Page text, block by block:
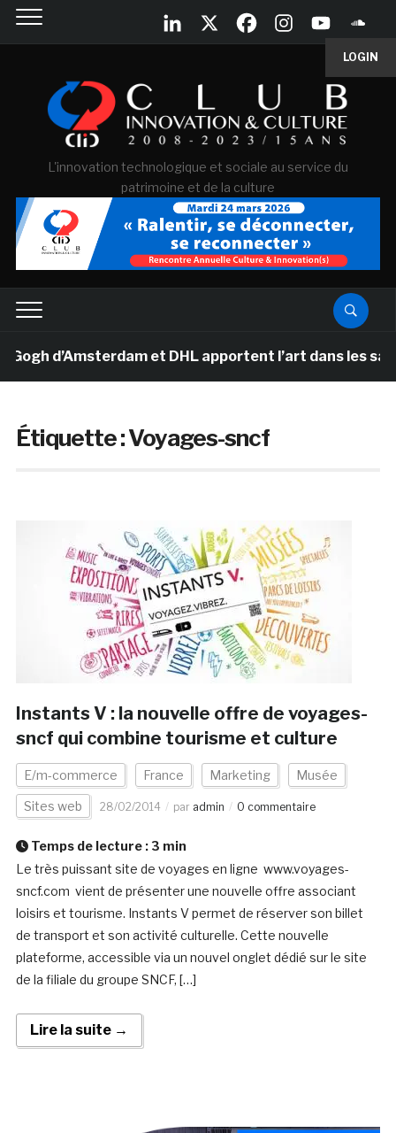
LOGIN
L'innovation technologique et sociale au service du
patrimoine et de la culture
d’Amsterdam et DHL apportent l’art dans les salles
Étiquette :Voyages-sncf
Instants V : la nouvelle offre de voyages-
sncf qui combine tourisme et culture
E/m-commerce France Marketing Musée
Sites web 28/02/2014 par admin 0 commentaire
Temps de lecture : 3 min
Le très puissant site de voyages en ligne www.voyages-
sncf.com vient de présenter une nouvelle offre associant
loisirs et tourisme. Instants V permet de réserver son billet
de transport et son activité culturelle. Cette nouvelle
plateforme, accessible via un nouvel onglet dédié sur le site
de la filiale du groupe SNCF, […]
Lire la suite →